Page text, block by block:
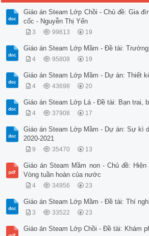
Giáo án Steam Lớp Chồi - Chủ đề: Gia
cốc - Nguyễn Thị Yến
3 99613 19
Giáo án Steam Lớp Mầm - Đề tài:
4 95808 19
Giáo án Steam Lớp Mầm - Dự án: Thiết
4 43698 20
Giáo án Steam Lớp Lá - Đề tài: Bạn trai,
4 37908 17
Giáo án Steam Lớp Mầm - Dự án: Sự kì
2020-2021
9 35470 13
Giáo án Steam Mầm non - Chủ đề:
Vòng tuần hoàn của nước
4 34956 23
Giáo án Steam Lớp Mầm - Đề tài: Thí
3 33522 23
Giáo án Steam Lớp Chồi - Đề tài: Khám